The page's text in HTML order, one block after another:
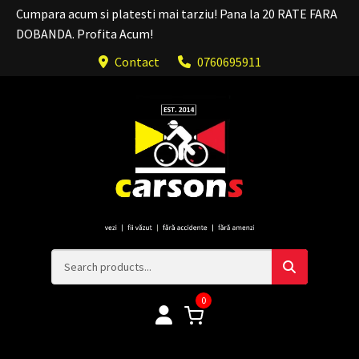
Cumpara acum si platesti mai tarziu! Pana la 20 RATE FARA
DOBANDA. Profita Acum!
Contact
0760695911
0